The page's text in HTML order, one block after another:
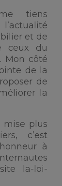
tiens
et de
ceux du
Mon côté
de la
de
la
mise plus
c’est
à
la-loi-